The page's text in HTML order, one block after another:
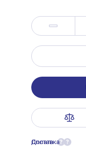
Оплата ?
Доставка ?